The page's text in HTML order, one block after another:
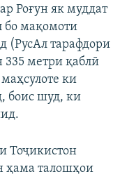
Роғун як муддат
бо мақомоти
(РусАл тарафдори
335 метри қаблӣ
ки
боис шуд, ки
Тоҷикистон
ҳама талошҳои